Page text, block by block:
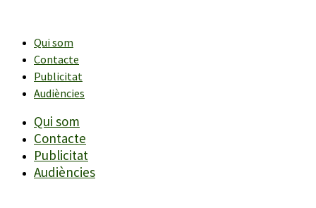
contingutQui som
Contacte
Publicitat
Audiències
Qui som
Contacte
Publicitat
Audiències